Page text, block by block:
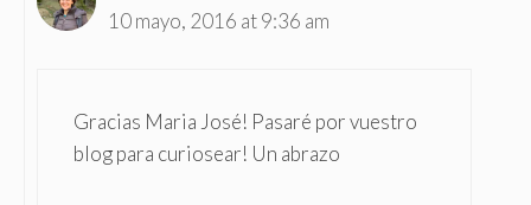
10 mayo, 2016 at 9:36 am
Gracias Maria José! Pasaré por vuestro
blog para curiosear! Un abrazo